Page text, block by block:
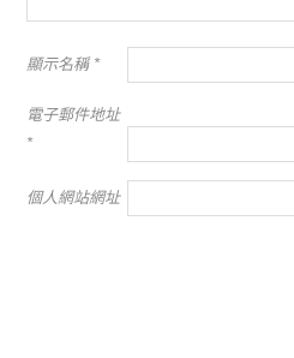
顯示名稱 *
電子郵件地址
*
個人網站網址